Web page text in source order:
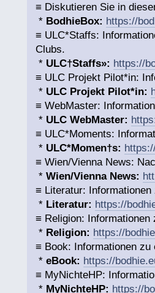
≡ Diskutieren Sie in
* BodhieBox: https://
≡ ULC*Staffs:
Clubs.
* ULC†Staffs»: https://
≡ ULC Projekt Pilot*in:
* ULC Projekt Pilot*in:
≡ WebMaster:
* ULC WebMaster:
≡ ULC*Moments:
* ULC*Momen†s:
≡ Wien/Vienna News:
*Wien/Vienna News:
≡ Literatur:
* Literatur: https://
≡ Religion: Informationen
* Religion: https://
≡ Book: Informationen zu
*eBook: https://
≡ MyNichteHP:
* MyNichteHP: https://